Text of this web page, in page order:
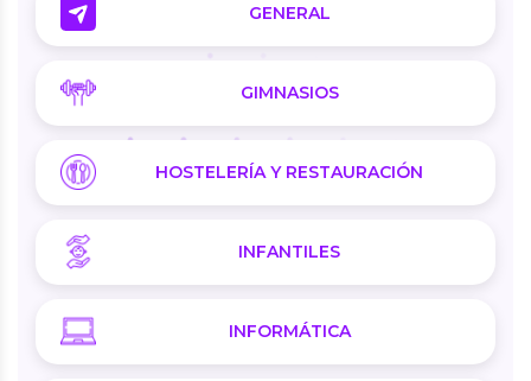
GENERAL
GIMNASIOS
HOSTELERÍA Y RESTAURACIÓN
INFANTILES
INFORMÁTICA